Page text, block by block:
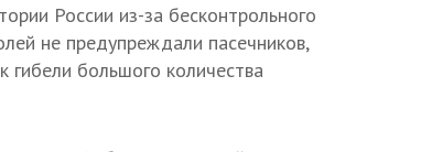
России из-за бесконтрольного
не предупреждали пасечников,
гибели большого количества